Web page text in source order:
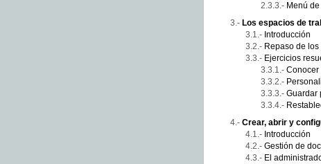
Menú
Los espacios de
Introducción
Repaso de
Ejercicios
Conocer
Guardar
Crear, abrir y
Introducción
Gestión de
El